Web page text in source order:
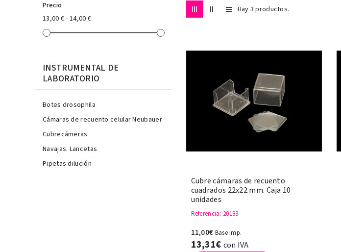
Precio
13,00 € - 14,00 €
INSTRUMENTAL DE
LABORATORIO
Botes drosophila
Cámaras de recuento celular Neubauer
Cubrecámeras
Navajas. Lancetas
Pipetas dilución
Hay 3 productos.
Cubre cámaras de recuento
cuadrados 22x22 mm. Caja 10
unidades
Referencia: 20183
11,00€ Base imp.
13,31€ con IVA